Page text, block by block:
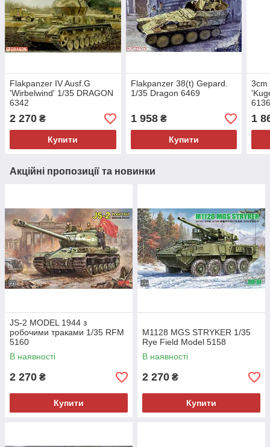
Flakpanzer IV Ausf.G
'Wirbelwind' 1/35 DRAGON
6342
2 270 ₴
Купити
Flakpanzer 38(t) Gepard.
1/35 Dragon 6469
1 958₴
Купити
3cm
1
Акційні пропозиції та новинки
JS-2 MODEL 1944 з
робочими траками 1/35 RFM
5160
В наявності
2 270 ₴
Купити
M1128 MGS STRYKER 1/35
Rye Field Model 5158
В наявності
2 270 ₴
Купити